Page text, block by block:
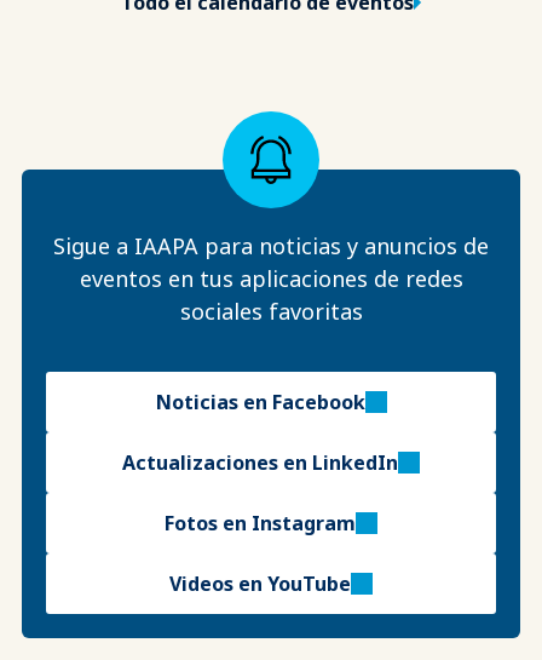
Sigue a IAAPA para noticias y anuncios de
eventos en tus aplicaciones de redes
sociales favoritas
Noticias en Facebook
Actualizaciones en LinkedIn
Fotos en Instagram
Videos en YouTube